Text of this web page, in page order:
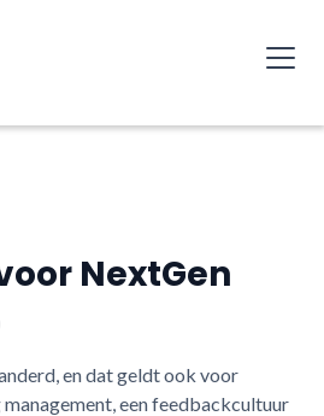
NextGen
en dat geldt ook voor
een feedbackcultuur